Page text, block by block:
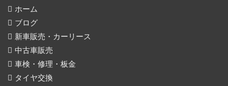
ホーム
ブログ
新車販売・カーリース
中古車販売
車検・修理・板金
タイヤ交換